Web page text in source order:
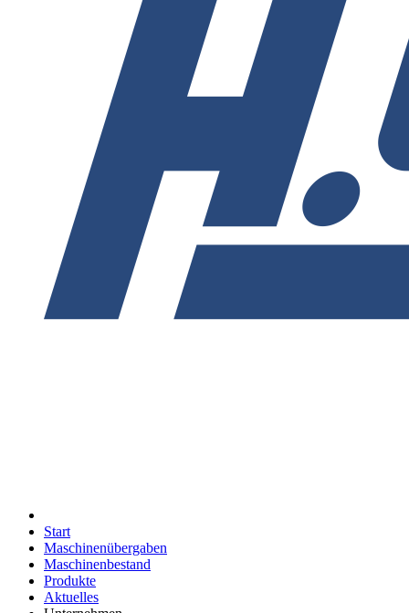
Start
Maschinenübergaben
Maschinenbestand
Produkte
Aktuelles